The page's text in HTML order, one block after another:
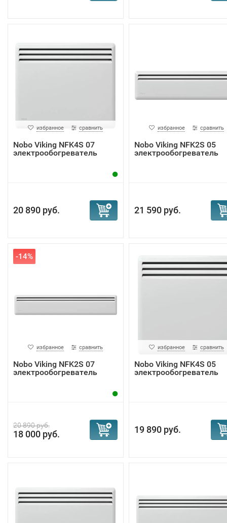
избранное сравнить
Nobo Viking NFK4S 07
электрообогреватель
20 890 руб.
избранное сравнить
Nobo Viking NFK2S 05
электрообогреватель
21 590 руб.
-14%
избранное сравнить
Nobo Viking NFK2S 07
электрообогреватель
20 890 руб.
18 000 руб.
избранное сравнить
Nobo Viking NFK4S 05
электрообогреватель
19 890 руб.